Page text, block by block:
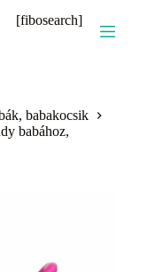
[fibosearch]
babakocsik
babához,